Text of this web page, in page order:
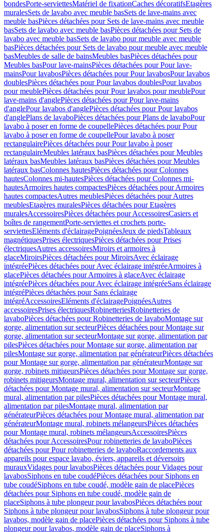
bondesPorte-serviettesMatériel de fixationCaches décoratifsEtagères
muralesSets de lavabo avec meuble basSets de lave-mains avec
meuble basPièces détachées pour Sets de lave-mains avec meuble
basSets de lavabo avec meuble basPièces détachées pour Sets de
lavabo avec meuble basSets de lavabo pour meuble avec meuble
basPièces détachées pour Sets de lavabo pour meuble avec meuble
basMeubles de salle de bainsMeubles basPièces détachées pour
Meubles basPour lave-mainsPièces détachées pour Pour lave-
mainsPour lavabosPièces détachées pour Pour lavabosPour lavabos
doublesPièces détachées pour Pour lavabos doublesPour lavabos
pour meublePièces détachées pour Pour lavabos pour meublePour
lave-mains d'anglePièces détachées pour Pour lave-mains
d'anglePour lavabos d'anglePièces détachées pour Pour lavabos
d'anglePlans de lavaboPièces détachées pour Plans de lavaboPour
lavabo à poser en forme de coupellePièces détachées pour Pour
lavabo à poser en forme de coupellePour lavabo à poser
rectangulairePièces détachées pour Pour lavabo à poser
rectangulaireMeubles latéraux basPièces détachées pour Meubles
latéraux basMeubles latéraux basPièces détachées pour Meubles
latéraux basColonnes hautesPièces détachées pour Colonnes
hautesColonnes mi-hautesPièces détachées pour Colonnes mi-
hautesArmoires hautes compactesPièces détachées pour Armoires
hautes compactesAutres meublesPièces détachées pour Autres
meublesEtagères muralesPièces détachées pour Etagères
muralesAccessoiresPièces détachées pour AccessoiresCasiers et
boîtes de rangementPorte-serviettes et crochets porte-
serviettesEléments d'éclairagePoignéesJeux de piedsTableaux
magnétiquesPrises électriquesPièces détachées pour Prises
électriquesAutres accessoiresMiroirs et armoires à
glaceMiroirsPièces détachées pour MiroirsAvec éclairage
intégréePièces détachées pour Avec éclairage intégréeArmoires à
glacePièces détachées pour Armoires à glaceAvec éclairage
intégréePièces détachées pour Avec éclairage intégréeSans éclairage
intégréPièces détachées pour Sans éclairage
intégréAccessoiresEléments d'éclairagePoignéesAutres
accessoiresPrises électriquesRobinetteriesRobinetteries de
lavaboPièces détachées pour Robinetteries de lavaboMontage sur
gorge, alimentation sur secteurPièces détachées pour Montage sur
gorge, alimentation sur secteurMontage sur gorge, alimentation par
pilesPièces détachées pour Montage sur gorge, alimentation par
pilesMontage sur gorge, alimentation par générateurPièces détachées
pour Montage sur gorge, alimentation par générateurMontage sur
gorge, robinets mitigeursPièces détachées pour Montage sur gorge,
robinets mitigeursMontage mural, alimentation sur secteurPièces
détachées pour Montage mural, alimentation sur secteurMontage
mural, alimentation par pilesPièces détachées pour Montage mural,
alimentation par pilesMontage mural, alimentation par
générateurPièces détachées pour Montage mural, alimentation par
générateurMontage mural, robinets mélangeursPièces détachées
pour Montage mural, robinets mélangeursAccessoiresPièces
détachées pour AccessoiresPour robinetteries de lavaboPièces
détachées pour Pour robinetteries de lavaboRaccordements aux
appareils pour espace lavabo, éviers, appareils et déversoirs
murauxVidages pour lavabosPièces détachées pour Vidages pour
lavabosSiphons en tube coudéPièces détachées pour Siphons en
tube coudéSiphons en tube coudé, modèle gain de placePièces
détachées pour Siphons en tube coudé, modèle gain de
placeSiphons à tube plongeur pour lavabosPièces détachées pour
Siphons à tube plongeur pour lavabosSiphons à tube plongeur pour
lavabos, modèle gain de placePièces détachées pour Siphons à tube
plongeur pour lavabos, modèle gain de placeSiphons à